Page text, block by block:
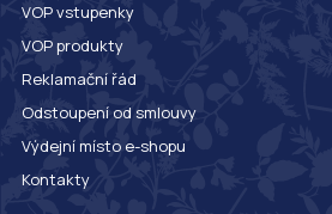
VOP vstupenky
VOP produkty
Reklamační řád
Odstoupení od smlouvy
Výdejní místo e-shopu
Kontakty